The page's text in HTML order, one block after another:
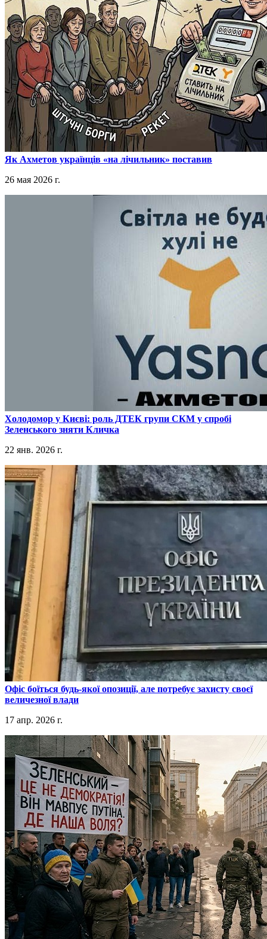
​Як Ахметов українців «на лічильник» поставив
26 мая 2026 г.
​Холодомор у Києві: роль ДТЕК групи СКМ у спробі
Зеленського зняти Кличка
22 янв. 2026 г.
​Офіс боїться будь-якої опозиції, але потребує захисту своєї
величезної влади
17 апр. 2026 г.